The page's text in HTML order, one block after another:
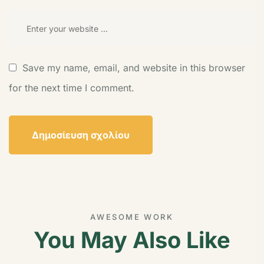
Save my name, email, and website in this browser
for the next time I comment.
AWESOME WORK
You May Also Like